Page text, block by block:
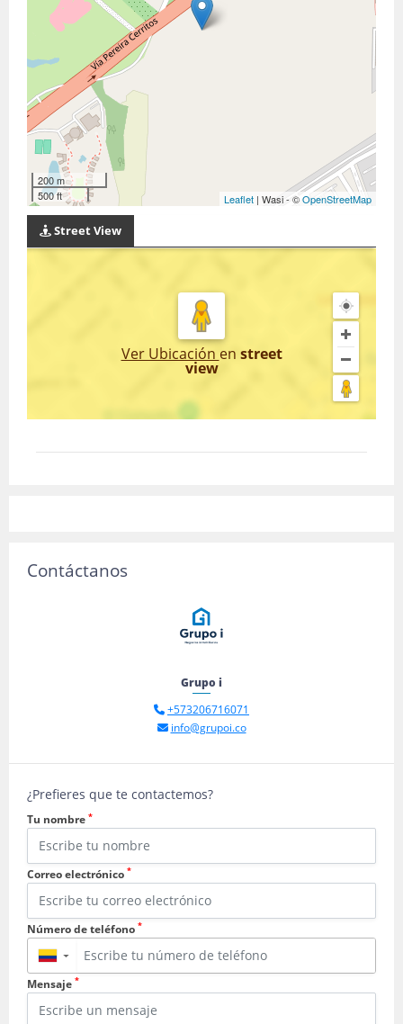
200 m
500 ft
Leaflet | Wasi - ©OpenStreetMap
Street View
Ver Ubicación en street
view
Contáctanos
Grupo i
+573206716071
info@grupoi.co
¿Prefieres que te contactemos?
Tu nombre *
Correo electrónico *
Número de teléfono *
▼
Mensaje *